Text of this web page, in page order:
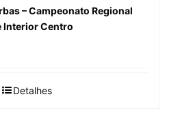
– Campeonato Regional
Interior Centro
Detalhes